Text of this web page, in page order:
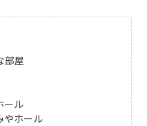
部屋
ール
やホール